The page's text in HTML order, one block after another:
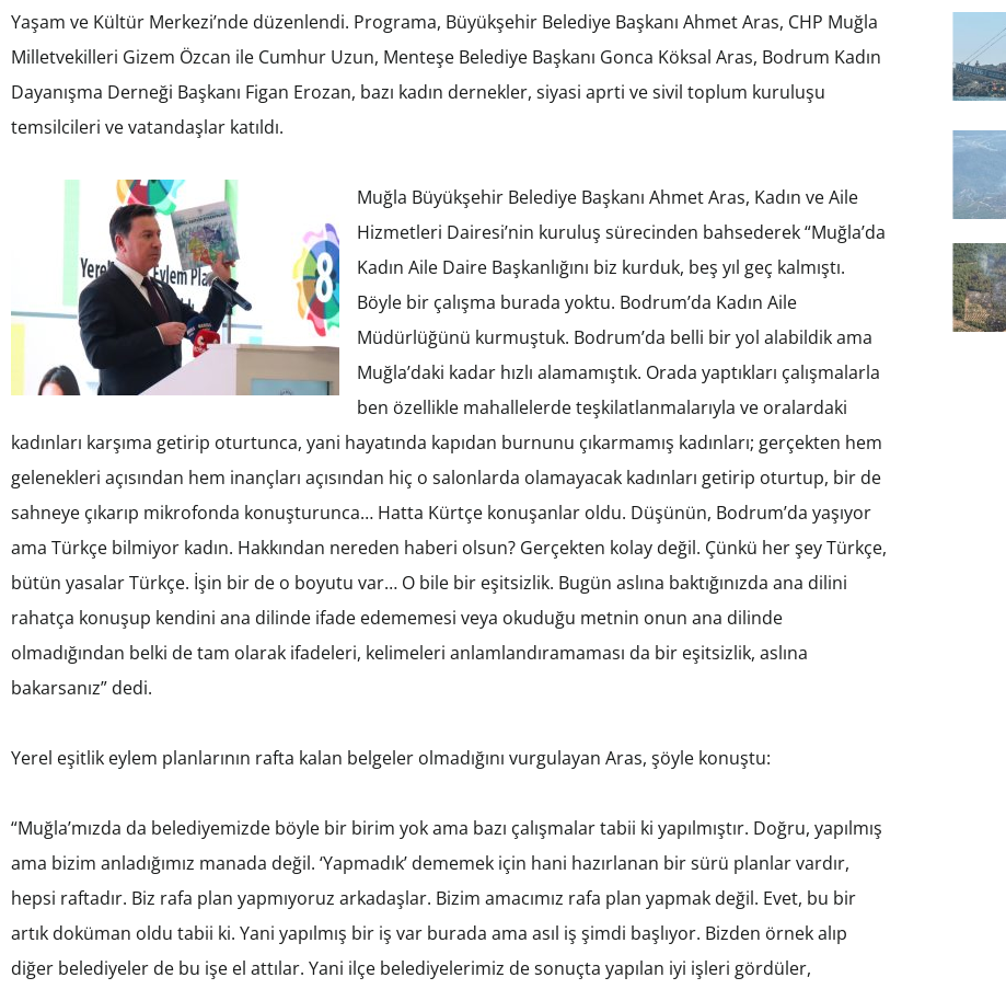
Yaşam ve Kültür Merkezi’nde düzenlendi. Programa, Büyükşehir Belediye Başkanı Ahmet Aras, CHP Muğla
Milletvekilleri Gizem Özcan ile Cumhur Uzun, Menteşe Belediye Başkanı Gonca Köksal Aras, Bodrum Kadın
Dayanışma Derneği Başkanı Figan Erozan, bazı kadın dernekler, siyasi aprti ve sivil toplum kuruluşu
temsilcileri ve vatandaşlar katıldı.
Muğla Büyükşehir Belediye Başkanı Ahmet Aras, Kadın ve Aile
Hizmetleri Dairesi’nin kuruluş sürecinden bahsederek “Muğla’da
Kadın Aile Daire Başkanlığını biz kurduk, beş yıl geç kalmıştı.
Böyle bir çalışma burada yoktu. Bodrum’da Kadın Aile
Müdürlüğünü kurmuştuk. Bodrum’da belli bir yol alabildik ama
Muğla’daki kadar hızlı alamamıştık. Orada yaptıkları çalışmalarla
ben özellikle mahallelerde teşkilatlanmalarıyla ve oralardaki
kadınları karşıma getirip oturtunca, yani hayatında kapıdan burnunu çıkarmamış kadınları; gerçekten hem
gelenekleri açısından hem inançları açısından hiç o salonlarda olamayacak kadınları getirip oturtup, bir de
sahneye çıkarıp mikrofonda konuşturunca… Hatta Kürtçe konuşanlar oldu. Düşünün, Bodrum’da yaşıyor
ama Türkçe bilmiyor kadın. Hakkından nereden haberi olsun? Gerçekten kolay değil. Çünkü her şey Türkçe,
bütün yasalar Türkçe. İşin bir de o boyutu var… O bile bir eşitsizlik. Bugün aslına baktığınızda ana dilini
rahatça konuşup kendini ana dilinde ifade edememesi veya okuduğu metnin onun ana dilinde
olmadığından belki de tam olarak ifadeleri, kelimeleri anlamlandıramaması da bir eşitsizlik, aslına
bakarsanız” dedi.
Yerel eşitlik eylem planlarının rafta kalan belgeler olmadığını vurgulayan Aras, şöyle konuştu:
“Muğla’mızda da belediyemizde böyle bir birim yok ama bazı çalışmalar tabii ki yapılmıştır. Doğru, yapılmış
ama bizim anladığımız manada değil. ‘Yapmadık’ dememek için hani hazırlanan bir sürü planlar vardır,
hepsi raftadır. Biz rafa plan yapmıyoruz arkadaşlar. Bizim amacımız rafa plan yapmak değil. Evet, bu bir
artık doküman oldu tabii ki. Yani yapılmış bir iş var burada ama asıl iş şimdi başlıyor. Bizden örnek alıp
diğer belediyeler de bu işe el attılar. Yani ilçe belediyelerimiz de sonuçta yapılan iyi işleri gördüler,